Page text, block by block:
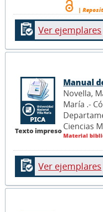
|
Ver ejemplares
Texto impreso
Manual
Novella,
María .-
Ciencias
Material
Ver ejemplares